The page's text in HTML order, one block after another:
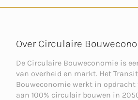
Over Circulaire
De Circulaire Bouweconomie is
van overheid en markt. Het
Bouweconomie werkt in
aan 100% circulair bouwen in